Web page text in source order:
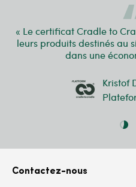
« Le certificat Cradle to
leurs produits destinés au
dans une
Kristof
Contactez-nous